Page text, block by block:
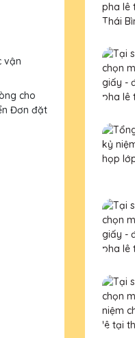
vận
cho
Đơn đặt